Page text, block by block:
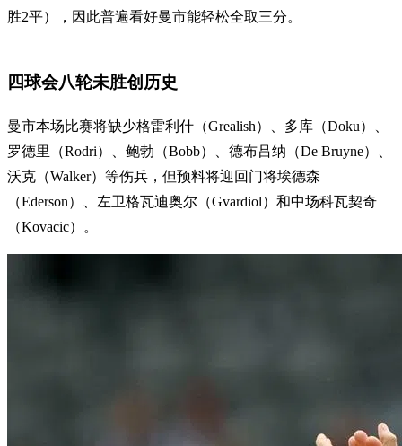
胜2平），因此普遍看好曼市能轻松全取三分。
四球会八轮未胜创历史
曼市本场比赛将缺少格雷利什（Grealish）、多库（Doku）、
罗德里（Rodri）、鲍勃（Bobb）、德布吕纳（De Bruyne）、
沃克（Walker）等伤兵，但预料将迎回门将埃德森
（Ederson）、左卫格瓦迪奥尔（Gvardiol）和中场科瓦契奇
（Kovacic）。